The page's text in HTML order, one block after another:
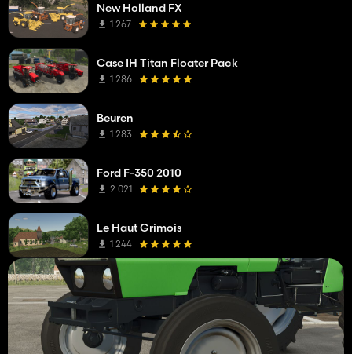
New Holland FX
1 267
Case IH Titan Floater Pack
1 286
Beuren
1 283
Ford F-350 2010
2 021
Le Haut Grimois
1 244